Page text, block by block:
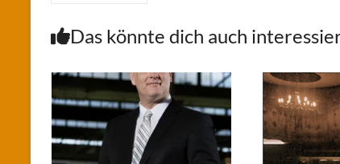
Das könnte dich auch